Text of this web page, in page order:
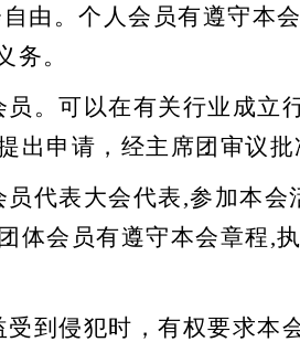
由。个人会员有遵守本
务。
。可以在有关行业成立
申请，经主席团审议批
员代表大会代表,参加本会
体会员有遵守本会章程,
到侵犯时，有权要求本